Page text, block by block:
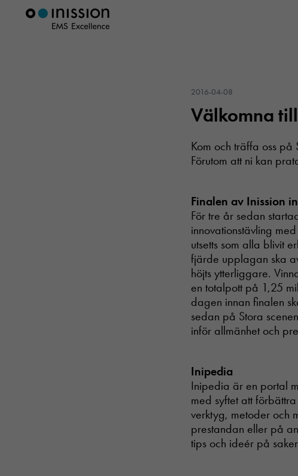
2016-04-08
Välkomna
Kom och träffa oss på
Förutom att ni kan
Finalen av Inission
För tre år sedan
innovationstävling
utsetts som alla blivit
fjärde upplagan ska
höjts ytterliggare.
en totalpott på 1,25
dagen innan finalen
sedan på Stora
inför allmänhet och
Inipedia
Inipedia är en portal
med syftet att
verktyg, metoder och
prestandan eller på
tips och ideér på